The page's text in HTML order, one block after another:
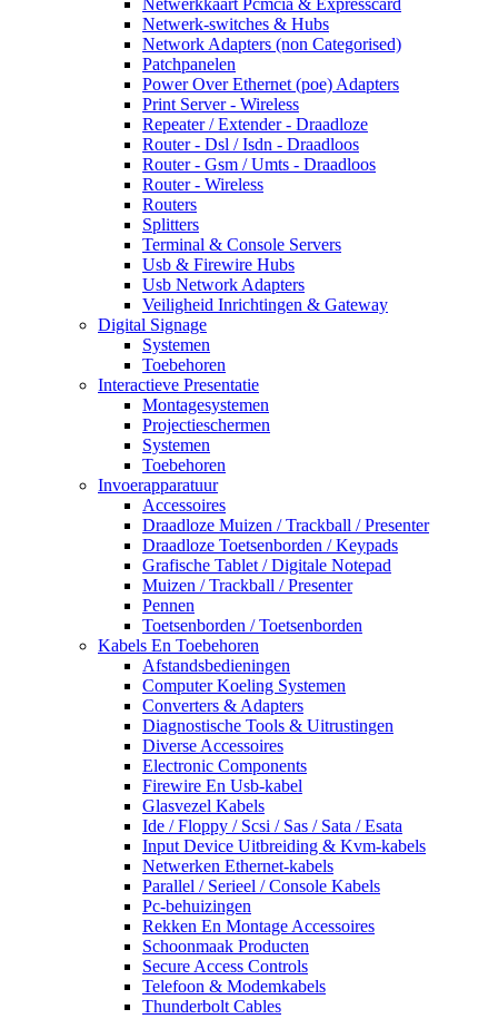
Netwerk-switches & Hubs
Network Adapters (non Categorised)
Patchpanelen
Power Over Ethernet (poe) Adapters
Print Server - Wireless
Repeater / Extender - Draadloze
Router - Dsl / Isdn - Draadloos
Router - Gsm / Umts - Draadloos
Router - Wireless
Routers
Splitters
Terminal & Console Servers
Usb & Firewire Hubs
Usb Network Adapters
Veiligheid Inrichtingen & Gateway
Digital Signage
Systemen
Toebehoren
Interactieve Presentatie
Montagesystemen
Projectieschermen
Systemen
Toebehoren
Invoerapparatuur
Accessoires
Draadloze Muizen / Trackball / Presenter
Draadloze Toetsenborden / Keypads
Grafische Tablet / Digitale Notepad
Muizen / Trackball / Presenter
Pennen
Toetsenborden / Toetsenborden
Kabels En Toebehoren
Afstandsbedieningen
Computer Koeling Systemen
Converters & Adapters
Diagnostische Tools & Uitrustingen
Diverse Accessoires
Electronic Components
Firewire En Usb-kabel
Glasvezel Kabels
Ide / Floppy / Scsi / Sas / Sata / Esata
Input Device Uitbreiding & Kvm-kabels
Netwerken Ethernet-kabels
Parallel / Serieel / Console Kabels
Pc-behuizingen
Rekken En Montage Accessoires
Schoonmaak Producten
Secure Access Controls
Telefoon & Modemkabels
Thunderbolt Cables